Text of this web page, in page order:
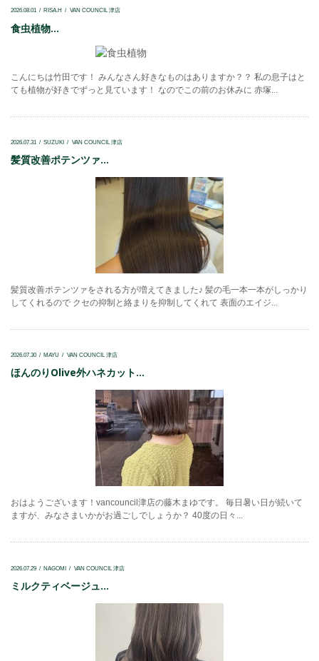
2026.08.01 RISA.H VAN COUNCIL 津店
食虫植物...
こんにちは竹田です！ みんなさん好きなものはありますか？？ 私の息子はと
ても植物が好きでずっと見ています！ なのでこの前のお休みに 赤塚...
2026.07.31 SUZUKI VAN COUNCIL 津店
髪質改善ポテンツァ...
髪質改善ポテンツァをされる方が増えてきました♪ 髪の毛一本一本がしっかり
してくれるので クセの抑制と絡まりを抑制してくれて 表面のエイジ...
2026.07.30 MAYU VAN COUNCIL 津店
ほんのりOlive外ハネカット...
おはようございます！vancouncil津店の藤木まゆです。 毎日暑い日が続いて
ますが、みなさまいかがお過ごしでしょうか？ 40度の日々...
2026.07.29 NAGOMI VAN COUNCIL 津店
ミルクティベージュ...